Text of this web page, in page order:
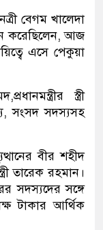
বেগম খালেদা
করেছিলেন, আজ
এসে পেকুয়া
স্ত্রী
সংসদ সদস্যসহ
বীর শহীদ
তারেক রহমান।
সদস্যদের সঙ্গে
টাকার আর্থিক